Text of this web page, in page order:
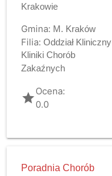
Krakowie
Gmina: M. Kraków
Filia: Oddział Kliniczny
Kliniki Chorób
Zakaźnych
gradeOcena:
0.0
Poradnia Chorób